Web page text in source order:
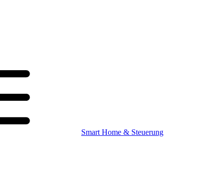
Smart Home & Steuerung